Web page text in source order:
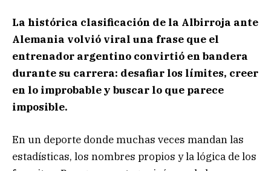
La histórica clasificación de la Albirroja ante
Alemania volvió viral una frase que el
entrenador argentino convirtió en bandera
durante su carrera: desafiar los límites, creer
en lo improbable y buscar lo que parece
imposible.
En un deporte donde muchas veces mandan las
estadísticas, los nombres propios y la lógica de los